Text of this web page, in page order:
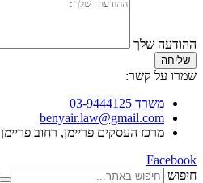
ההודעה שלך
שליחה
שמרו על קשר:
משרד 03-9444125
benyair.law@gmail.com
מרכז העסקים פריימן, רחוב פריימן 5, ראשון לציון
Facebook
חיפוש